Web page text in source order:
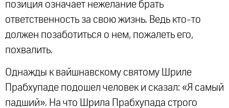
позиция означает нежелание брать
ответственность за свою жизнь. Ведь кто-то
должен позаботиться о нем, пожалеть его,
похвалить.
Однажды к вайшнавскому святому Шриле
Прабхупаде подошел человек и сказал: «Я самый
падший». На что Шрила Прабхупада строго